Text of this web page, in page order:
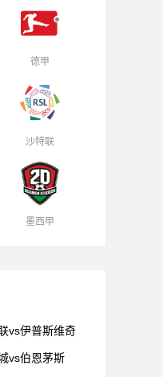
德甲
沙特联
墨西甲
vs伊普斯维奇
vs伯恩茅斯